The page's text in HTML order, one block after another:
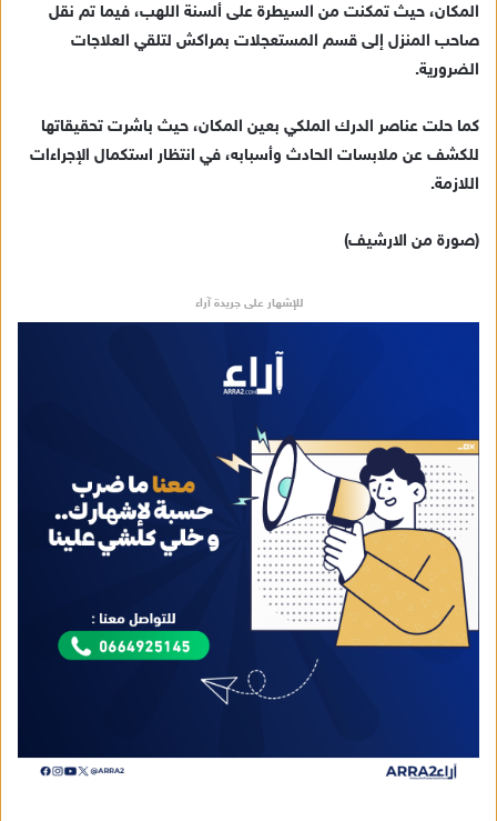
ت
ر
المكان، حيث تمكنت من السيطرة على ألسنة اللهب، فيما تم نقل
صاحب المنزل إلى قسم المستعجلات بمراكش لتلقي العلاجات
الضرورية.
كما حلت عناصر الدرك الملكي بعين المكان، حيث باشرت تحقيقاتها
للكشف عن ملابسات الحادث وأسبابه، في انتظار استكمال الإجراءات
اللازمة.
(صورة من الارشيف)
للإشهار على جريدة آراء